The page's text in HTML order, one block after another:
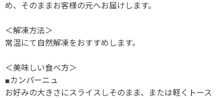
め、そのままお客様の元へお届けします。
＜解凍方法＞
常温にて自然解凍をおすすめします。
＜美味しい食べ方＞
■カンパーニュ
お好みの大きさにスライスしそのまま、または軽くトース